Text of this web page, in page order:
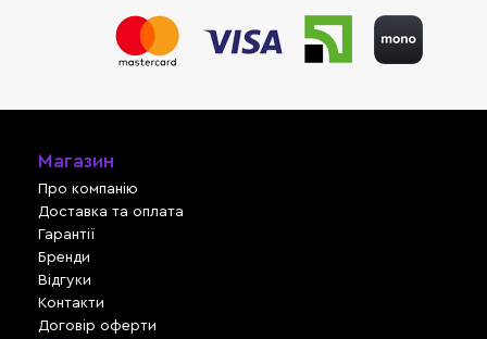
Магазин
Про компанію
Доставка та оплата
Гарантії
Бренди
Відгуки
Контакти
Договір оферти